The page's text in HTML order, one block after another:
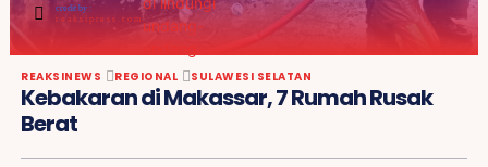
credit by :
reaksipress.com
REAKSINEWS REGIONAL SULAWESI SELATAN
Kebakaran di Makassar, 7 Rumah Rusak
Berat